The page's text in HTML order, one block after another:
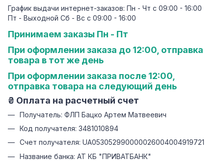
График выдачи интернет-заказов: Пн - Чт с 09:00 - 16:00
Пт - Выходной Сб - Вс с 09:00 - 16:00
Принимаем заказы Пн - Пт
При оформлении заказа до 12:00, отправка
товара в тот же день
При оформлении заказа после 12:00,
отправка товара на следующий день
₴ Оплата на расчетный счет
Получатель: ФЛП Бацко Артем Матвеевич
Код получателя: 3481010894
Счет получателя: UA053052990000026004004919721
Название банка: АТ КБ "ПРИВАТБАНК"